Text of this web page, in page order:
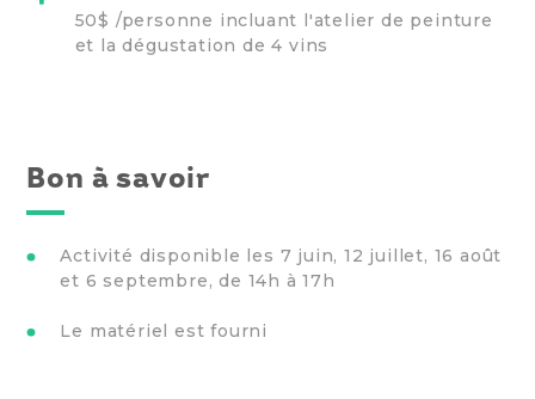
50$ /personne incluant l'atelier de peinture
et la dégustation de 4 vins
Bon à savoir
Activité disponible les 7 juin, 12 juillet, 16 août
et 6 septembre, de 14h à 17h
Le matériel est fourni